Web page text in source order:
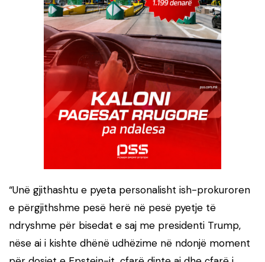
“Unë gjithashtu e pyeta personalisht ish-prokuroren
e përgjithshme pesë herë në pesë pyetje të
ndryshme për bisedat e saj me presidenti Trump,
nëse ai i kishte dhënë udhëzime në ndonjë moment